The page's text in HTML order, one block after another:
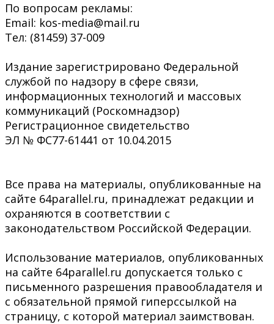
По вопросам рекламы:
Email: kos-media@mail.ru
Тел: (81459) 37-009
Издание зарегистрировано Федеральной
службой по надзору в сфере связи,
информационных технологий и массовых
коммуникаций (Роскомнадзор)
Регистрационное свидетельство
ЭЛ № ФС77-61441 от 10.04.2015
Все права на материалы, опубликованные на
сайте 64parallel.ru, принадлежат редакции и
охраняются в соответствии с
законодательством Российской Федерации.
Использование материалов, опубликованных
на сайте 64parallel.ru допускается только с
письменного разрешения правообладателя и
с обязательной прямой гиперссылкой на
страницу, с которой материал заимствован.